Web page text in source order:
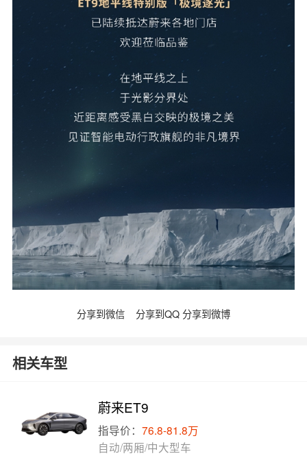
分享到微信 分享到QQ 分享到微博
相关车型
蔚来ET9
指导价：76.8-81.8万
自动/两厢/中大型车